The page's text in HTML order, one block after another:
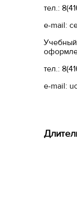
тел.:
e-mail:
Учебный
тел.:
e-mail: